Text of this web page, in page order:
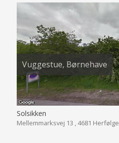
Vuggestue, Børnehave
Solsikken
Mellemmarksvej 13 , 4681 Herfølge